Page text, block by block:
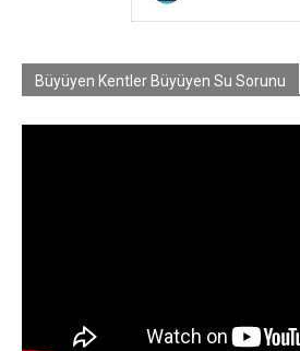
Büyüyen Kentler Büyüyen Su Sorunu